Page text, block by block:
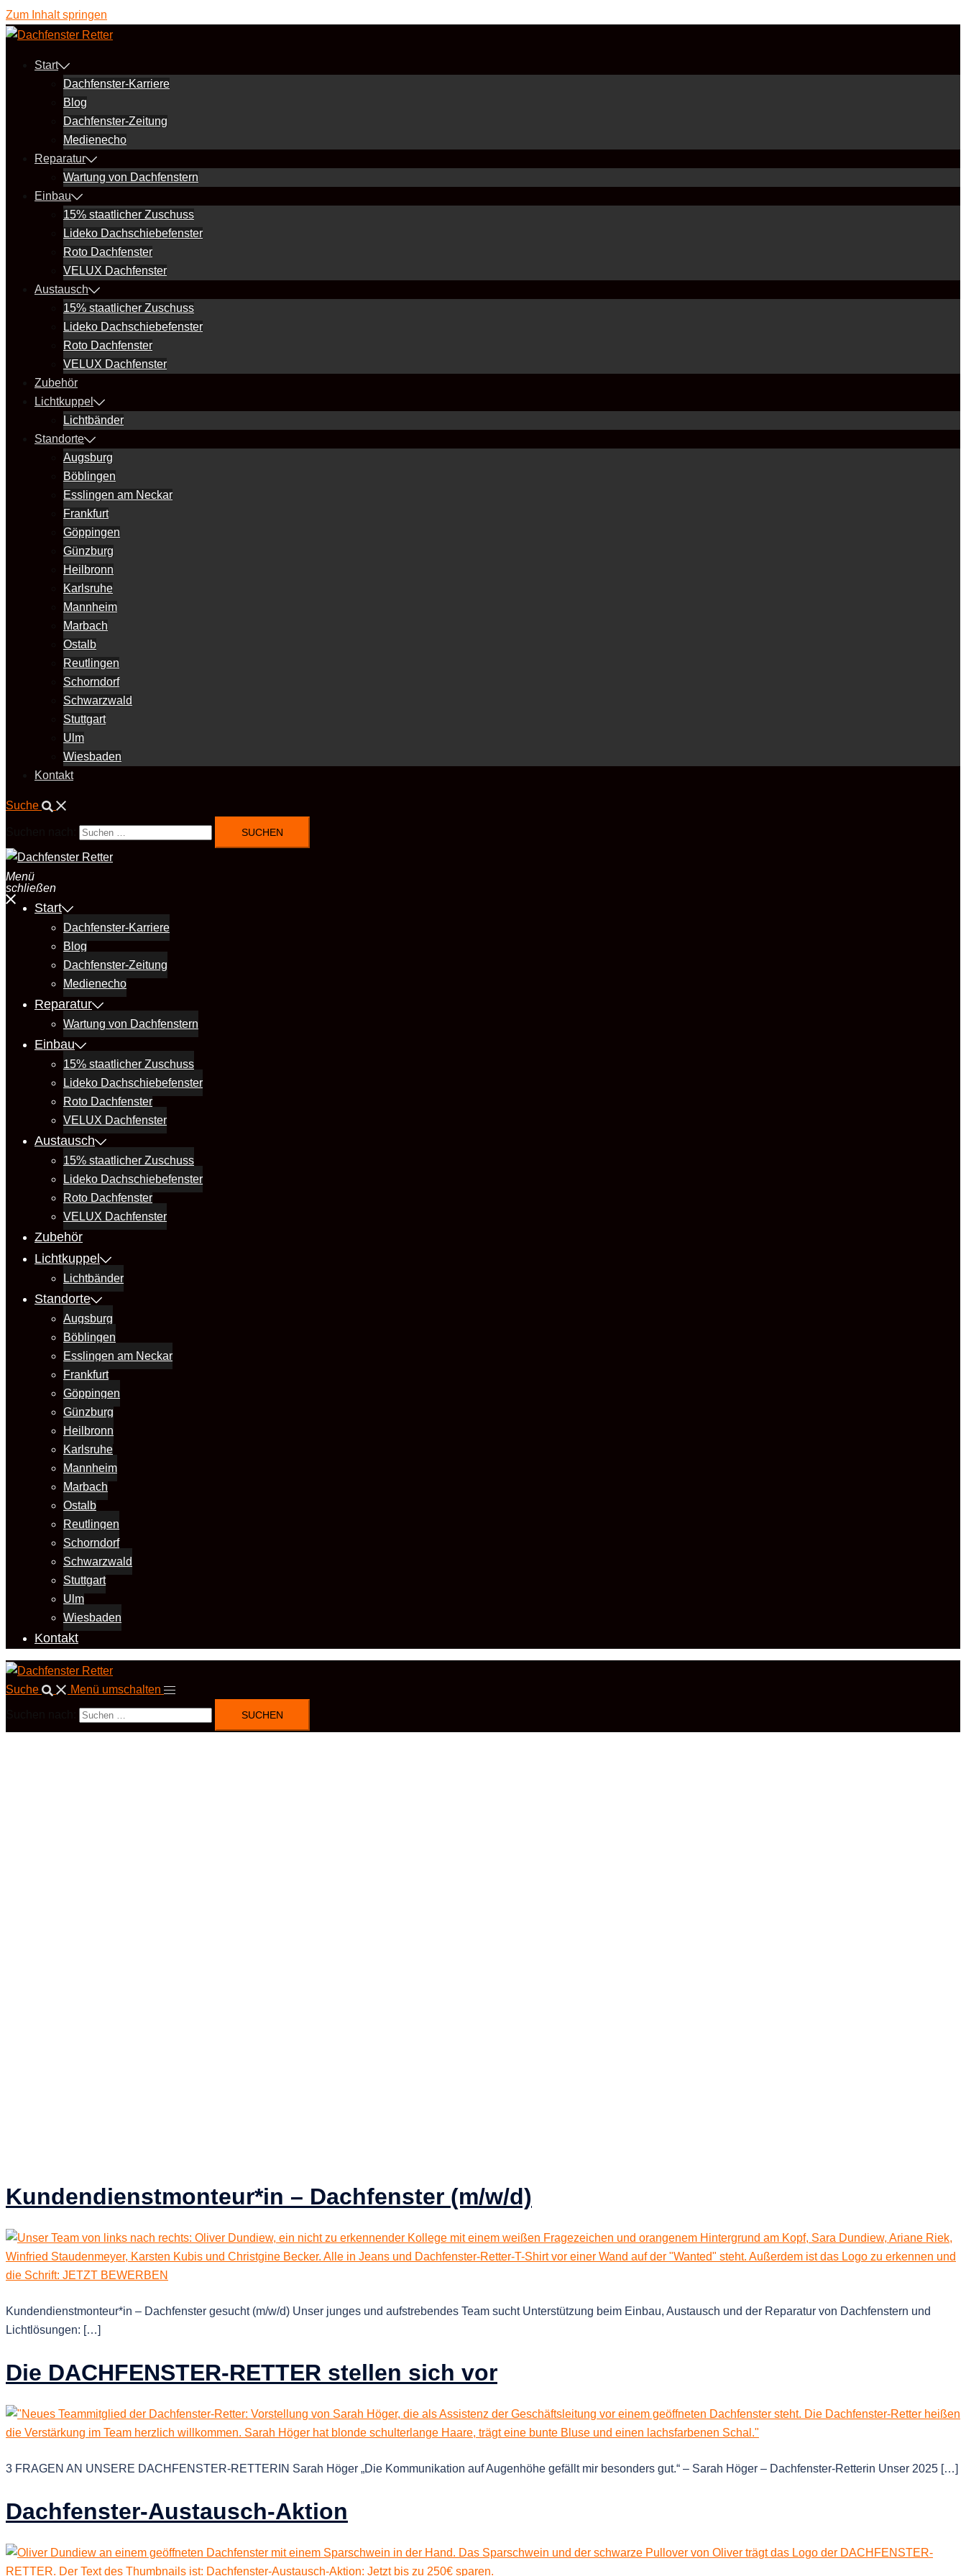
Zum Inhalt springen
Start
Dachfenster-Karriere
Blog
Dachfenster-Zeitung
Medienecho
Reparatur
Wartung von Dachfenstern
Einbau
15% staatlicher Zuschuss
Lideko Dachschiebefenster
Roto Dachfenster
VELUX Dachfenster
Austausch
15% staatlicher Zuschuss
Lideko Dachschiebefenster
Roto Dachfenster
VELUX Dachfenster
Zubehör
Lichtkuppel
Lichtbänder
Standorte
Augsburg
Böblingen
Esslingen am Neckar
Frankfurt
Göppingen
Günzburg
Heilbronn
Karlsruhe
Mannheim
Marbach
Ostalb
Reutlingen
Schorndorf
Schwarzwald
Stuttgart
Ulm
Wiesbaden
Kontakt
Suche
Menü
schließen
Start
Dachfenster-Karriere
Blog
Dachfenster-Zeitung
Medienecho
Reparatur
Wartung von Dachfenstern
Einbau
15% staatlicher Zuschuss
Lideko Dachschiebefenster
Roto Dachfenster
VELUX Dachfenster
Austausch
15% staatlicher Zuschuss
Lideko Dachschiebefenster
Roto Dachfenster
VELUX Dachfenster
Zubehör
Lichtkuppel
Lichtbänder
Standorte
Augsburg
Böblingen
Esslingen am Neckar
Frankfurt
Göppingen
Günzburg
Heilbronn
Karlsruhe
Mannheim
Marbach
Ostalb
Reutlingen
Schorndorf
Schwarzwald
Stuttgart
Ulm
Wiesbaden
Kontakt
Suche Menü umschalten
Kundendienstmonteur*in – Dachfenster (m/w/d)
Kundendienstmonteur*in – Dachfenster gesucht (m/w/d) Unser junges und aufstrebendes Team sucht Unterstützung beim Einbau, Austausch und der Reparatur von Dachfenstern und
Lichtlösungen: […]
Die DACHFENSTER-RETTER stellen sich vor
3 FRAGEN AN UNSERE DACHFENSTER-RETTERIN Sarah Höger „Die Kommunikation auf Augenhöhe gefällt mir besonders gut.“ – Sarah Höger – Dachfenster-Retterin Unser 2025 […]
Dachfenster-Austausch-Aktion